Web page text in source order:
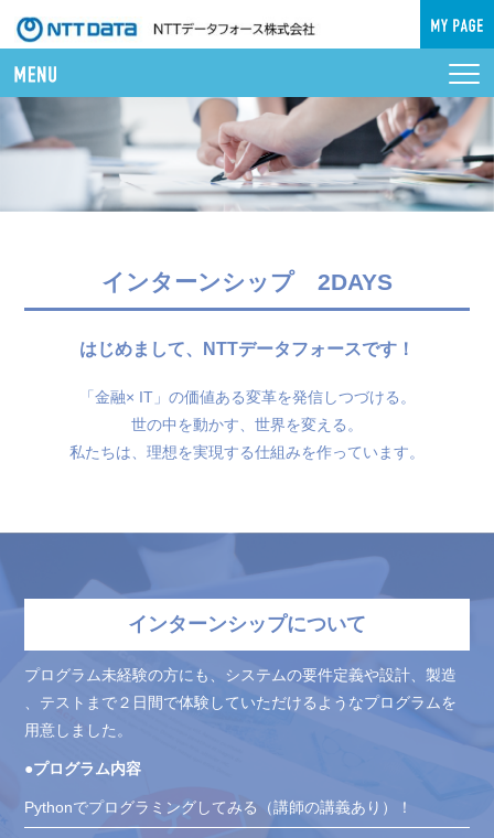
インターンシップ 2DAYS
はじめまして、NTTデータフォースです！
「金融× IT」の価値ある変革を発信しつづける。
世の中を動かす、世界を変える。
私たちは、理想を実現する仕組みを作っています。
インターンシップについて
プログラム未経験の方にも、システムの要件定義や設計、製造
、テストまで２日間で体験していただけるようなプログラムを
用意しました。
●プログラム内容
Pythonでプログラミングしてみる（講師の講義あり）！